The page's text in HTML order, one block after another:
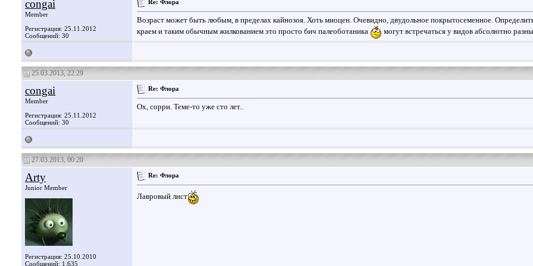
congai
Member
Регистрация: 25.11.2012
Сообщений: 30
Re: Флора
Возраст может быть любым, в пределах кайнозоя. Хоть миоцен. Очевидно, двудольное покрытосеменное.
краем и таким обычным жилкованием это просто бич палеоботаника
могут встречаться у видов абсолютно
25.03.2013, 22:29
congai
Member
Регистрация: 25.11.2012
Сообщений: 30
Re: Флора
Ох, сорри. Теме-то уже сто лет..
27.03.2013, 00:20
Arty
Junior Member
Регистрация: 25.10.2010
Сообщений: 1,635
Re: Флора
Лавровый лист